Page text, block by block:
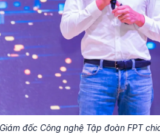
đốc Công nghệ Tập đoàn FPT